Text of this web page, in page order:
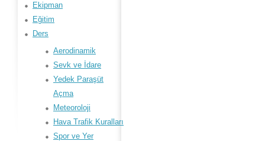
Ekipman
Eğitim
Ders
Aerodinamik
Sevk ve İdare
Yedek Paraşüt
Açma
Meteoroloji
Hava Trafik Kuralları
Spor ve Yer